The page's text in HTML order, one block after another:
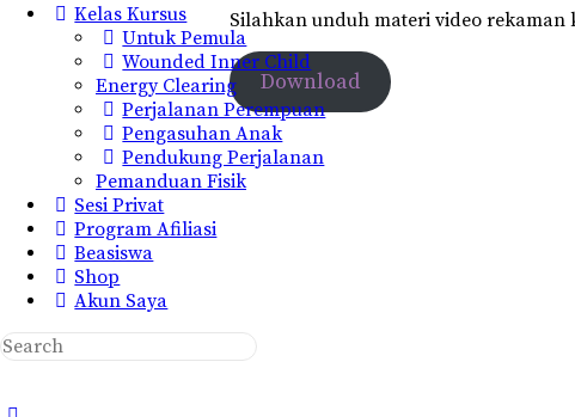
Kelas Kursus
Untuk Pemula
Wounded Inner Child
Energy Clearing
Perjalanan Perempuan
Pengasuhan Anak
Pendukung Perjalanan
Pemanduan Fisik
Sesi Privat
Program Afiliasi
Beasiswa
Shop
Akun Saya
Search
for:
Silahkan unduh materi video rekaman
Download